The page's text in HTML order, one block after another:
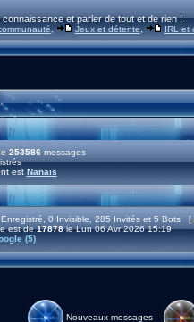
et parler de tout et de rien !
, Jeux et détente, IRL et
253586 messages
est Nanaïs
0 Invisible, 285 Invités et 5 Bots [
est de17878le Lun 06 Avr 2026 15:19
(5)
Nouveaux messages